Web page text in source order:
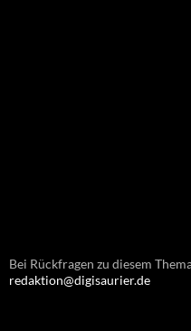
Bei Rückfragen zu diesem
redaktion@digisaurier.de